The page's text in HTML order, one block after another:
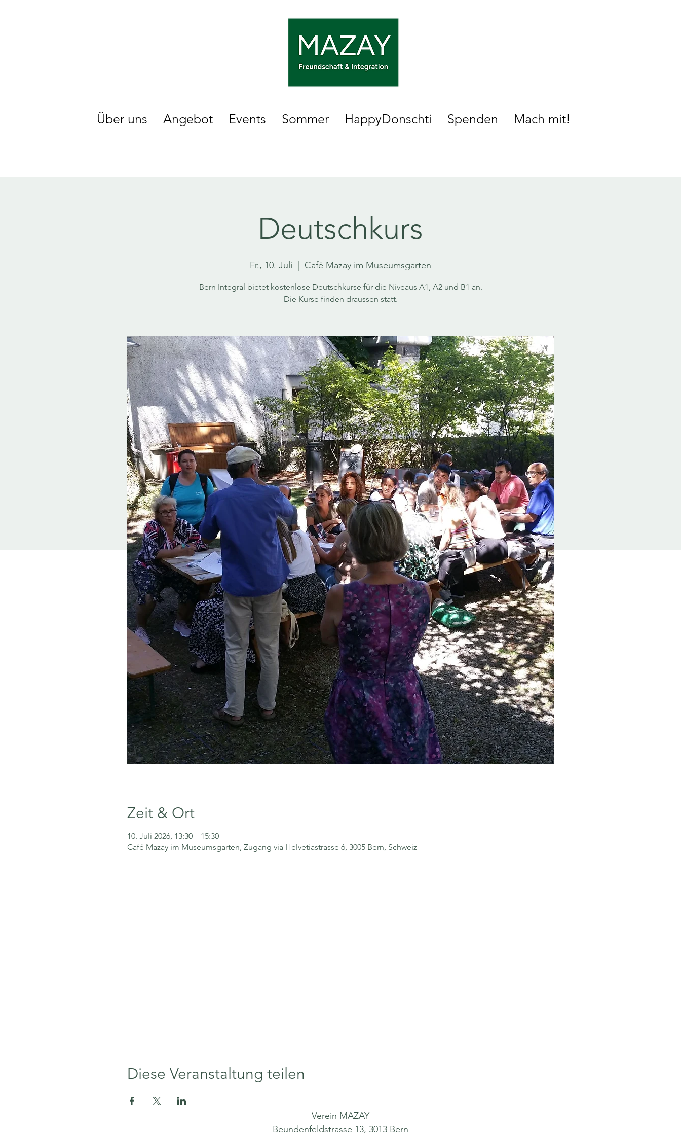
Über uns Angebot Events Sommer HappyDonschti Spenden Mach mit!
Deutschkurs
Fr., 10. Juli Café Mazay im Museumsgarten
Bern Integral bietet kostenlose Deutschkurse für die Niveaus A1, A2 und B1 an.
Die Kurse finden draussen statt.
Zeit & Ort
10. Juli 2026, 13:30 – 15:30
Café Mazay im Museumsgarten, Zugang via Helvetiastrasse 6, 3005 Bern, Schweiz
Diese Veranstaltung teilen
Verein MAZAY
Beundenfeldstrasse 13, 3013 Bern